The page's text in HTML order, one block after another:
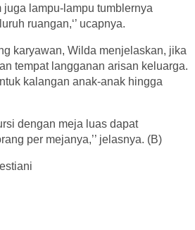
juga lampu-lampu tumblernya
ruangan,‘’ ucapnya.
karyawan, Wilda menjelaskan, jika
tempat langganan arisan keluarga.
kalangan anak-anak hingga
dengan meja luas dapat
per mejanya,’’ jelasnya. (B)